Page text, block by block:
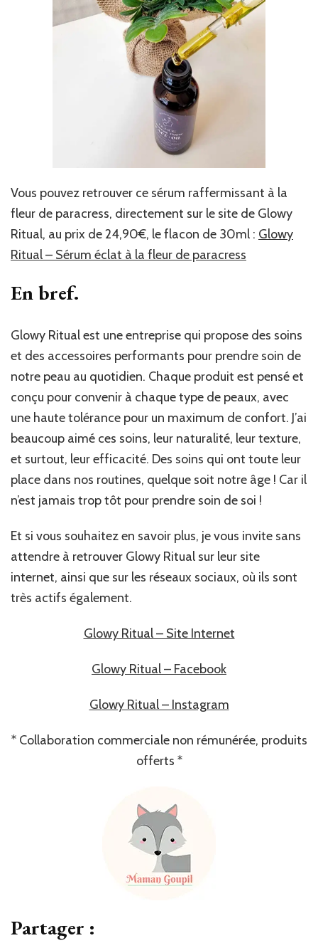
Vous pouvez retrouver ce sérum raffermissant à la
fleur de paracress, directement sur le site de Glowy
Ritual, au prix de 24,90€, le flacon de 30ml : Glowy
Ritual – Sérum éclat à la fleur de paracress
En bref.
Glowy Ritual est une entreprise qui propose des soins
et des accessoires performants pour prendre soin de
notre peau au quotidien. Chaque produit est pensé et
conçu pour convenir à chaque type de peaux, avec
une haute tolérance pour un maximum de confort. J’ai
beaucoup aimé ces soins, leur naturalité, leur texture,
et surtout, leur efficacité. Des soins qui ont toute leur
place dans nos routines, quelque soit notre âge ! Car il
n’est jamais trop tôt pour prendre soin de soi !
Et si vous souhaitez en savoir plus, je vous invite sans
attendre à retrouver Glowy Ritual sur leur site
internet, ainsi que sur les réseaux sociaux, où ils sont
très actifs également.
Glowy Ritual – Site Internet
Glowy Ritual – Facebook
Glowy Ritual – Instagram
* Collaboration commerciale non rémunérée, produits
offerts *
Partager :